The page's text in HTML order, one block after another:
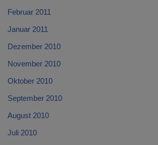
Februar 2011
Januar 2011
Dezember 2010
November 2010
Oktober 2010
September 2010
August 2010
Juli 2010